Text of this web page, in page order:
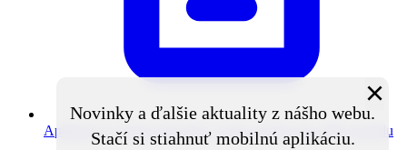
Aplikácia V obraze Novinky z obce priamo do vášho mobilu
Novinky a ďalšie aktuality z nášho webu.
Stačí si stiahnuť mobilnú aplikáciu.
×